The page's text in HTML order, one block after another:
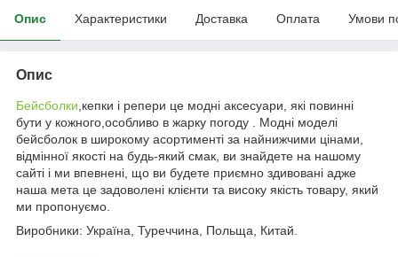
Опис Характеристики Доставка Оплата Умови
Опис
Бейсболки ,кепки і репери це модні аксесуари, які повинні
бути у кожного,особливо в жарку погоду . Модні моделі
бейсболок в широкому асортименті за найнижчими цінами,
відмінної якості на будь-який смак, ви знайдете на нашому
сайті і ми впевнені, що ви будете приємно здивовані адже
наша мета це задоволені клієнти та високу якість товару, який
ми пропонуємо.
Виробники: Україна, Туреччина, Польща, Китай.